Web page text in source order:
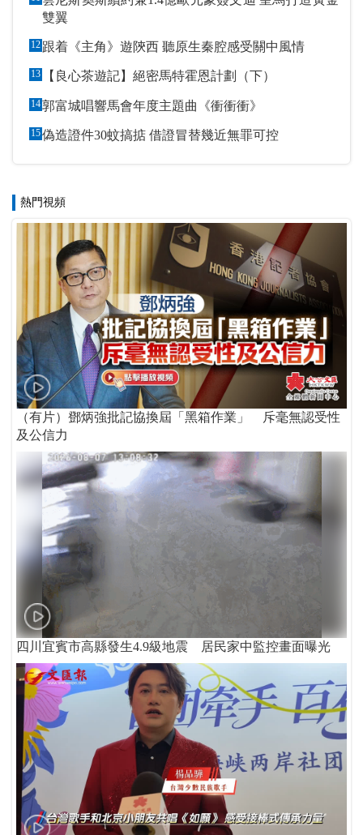
雙翼
12 跟着《主角》遊陝西 聽原生秦腔感受關中風情
13 【良心茶遊記】絕密馬特霍恩計劃（下）
14郭富城唱響馬會年度主題曲《衝衝衝》
15 偽造證件30蚊搞掂 借證冒替幾近無罪可控
熱門視頻
（有片）鄧炳強批記協換屆「黑箱作業」 斥毫無認受性
及公信力
四川宜賓市高縣發生4.9級地震 居民家中監控畫面曝光